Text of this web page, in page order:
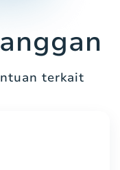
terkait